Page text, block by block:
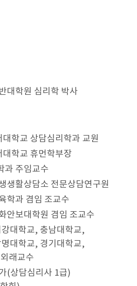
대학원 심리학 박사
학교 상담심리학과 교원
학교 휴먼학부장
과 주임교수
생활상담소 전문상담연구원
학과 겸임 조교수
안보대학원 겸임 조교수
대학교, 충남대학교,
대학교, 경기대학교,
래교수
(상담심리사 1급)